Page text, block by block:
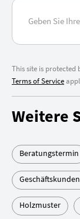
This site is protected
Terms of Service
Weitere
Beratungstermin
Holzmuster